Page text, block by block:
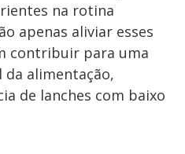
na rotina
apenas aliviar esses
contribuir para uma
da alimentação,
de lanches com baixo